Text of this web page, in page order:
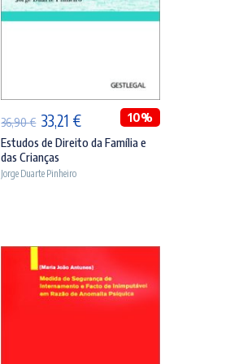
36,90€ O
preço
original
33,21 €O
preço
10%
Estudos de Direito da Família e
das Crianças
Jorge Duarte Pinheiro